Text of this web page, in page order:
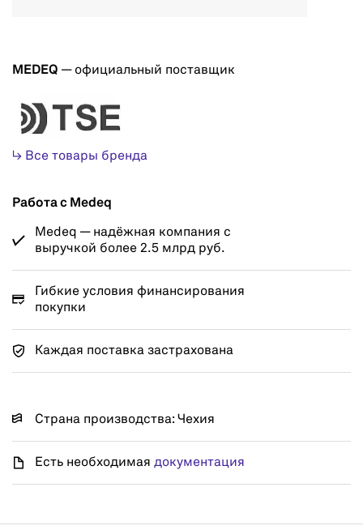
MEDEQ — официальный поставщик
↳ Все товары бренда
Работа с Medeq
Medeq — надёжная компания с
выручкой более 2.5 млрд руб.
Гибкие условия финансирования
покупки
Каждая поставка застрахована
Страна производства: Чехия
Есть необходимая документация